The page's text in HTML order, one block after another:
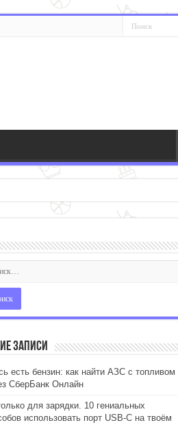
записи
есть бензин: как найти АЗС с топливом
СберБанк Онлайн
для зарядки. 10 гениальных
использовать порт USB-C на твоём